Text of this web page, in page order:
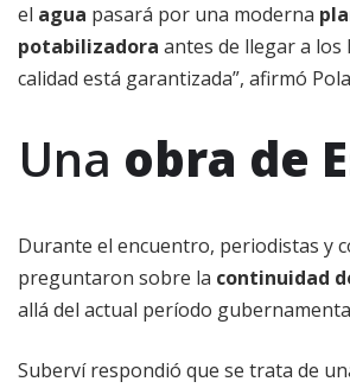
el agua pasará por una moderna
potabilizadora antes de llegar a los
calidad está garantizada”, afirmó
Una obra de
Durante el encuentro, periodistas y
preguntaron sobre la continuidad
allá del actual período
Suberví respondió que se trata de